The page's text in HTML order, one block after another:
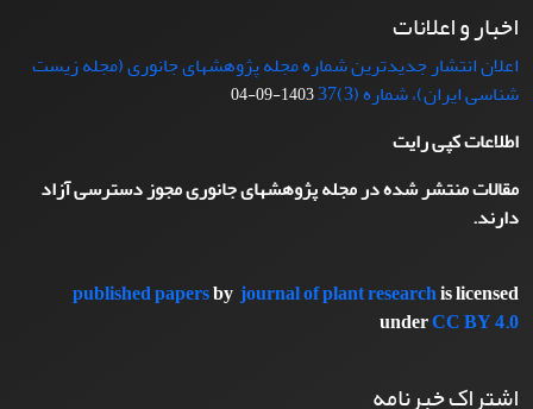
اخبار و اعلانات
اعلان انتشار جدیدترین شماره مجله پژوهشهای جانوری (مجله زیست
شناسی ایران)، شماره (3)37
1403-09-04
اطلاعات کپی رایت
مقالات منتشر شده در مجله پژوهشهای جانوری مجوز دسترسی آزاد
دارند.
published papersbyjournal of plant researchis licensed
underCC BY 4.0
اشتراک خبرنامه